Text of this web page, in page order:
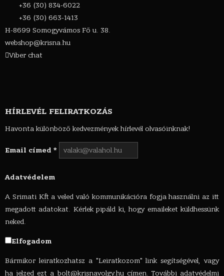
+36 (30) 834-6022
+36 (30) 663-1413
H-8699 Somogyvámos Fő u. 38.
webshop@krisna.hu
Viber chat
HÍRLEVÉL FELIRATKOZÁS
Havonta különböző kedvezmények hírlevél olvasóinknak!
Email címed *
Adatvédelem
A Srimati Kft a veled való kommunikációra fogja használni az itt
megadott adatokat. Kérlek pipáld ki, hogy emaileket küldhessünk
neked.
Elfogadom
Bármikor leiratkozhatsz a "Leiratkozom" link segítségével, vagy
ha jelzed ezt a bolt@krisnavolgy.hucímen. További adatvédelmi